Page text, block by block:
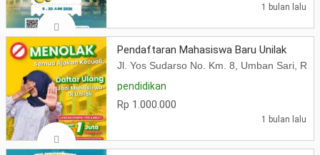
1 bulan lalu
Pendaftaran Mahasiswa Baru Unilak
Jl. Yos Sudarso No. Km. 8, Umban Sari,
pendidikan
Rp 1.000.000
1 bulan lalu